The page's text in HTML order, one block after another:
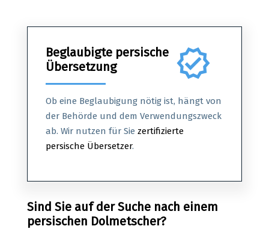
verified
Beglaubigte persische
Übersetzung
Ob eine Beglaubigung nötig ist, hängt von
der Behörde und dem Verwendungszweck
ab. Wir nutzen für Sie zertifizierte
persische Übersetzer.
Sind Sie auf der Suche nach einem
persischen Dolmetscher?